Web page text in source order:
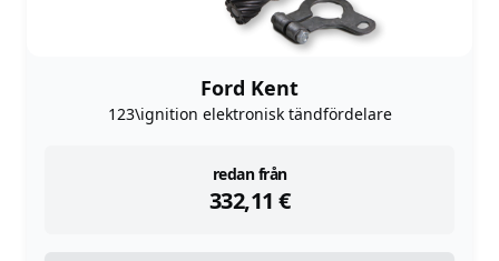
Ford Kent
123\ignition elektronisk tändfördelare
redan från
332,11 €
instock